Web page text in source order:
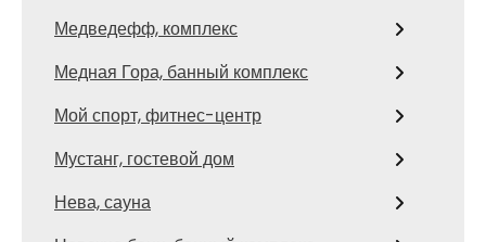
Медведефф, комплекс
Медная Гора, банный комплекс
Мой спорт, фитнес-центр
Мустанг, гостевой дом
Нева, сауна